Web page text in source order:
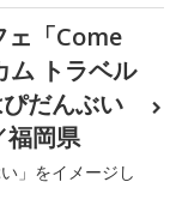
ェ「Come
トラベル
だんぶい
福岡県
」をイメージし